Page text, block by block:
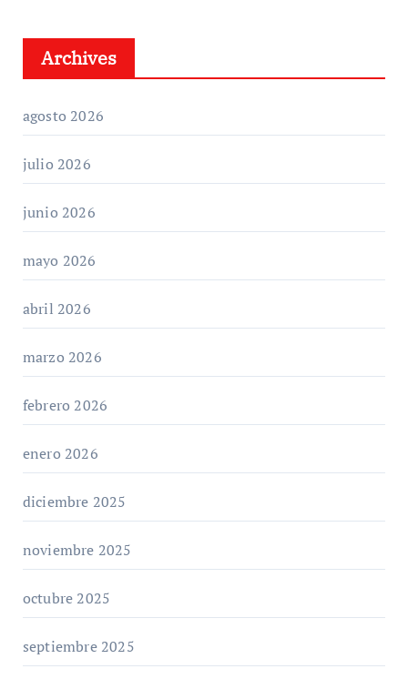
Archives
agosto 2026
julio 2026
junio 2026
mayo 2026
abril 2026
marzo 2026
febrero 2026
enero 2026
diciembre 2025
noviembre 2025
octubre 2025
septiembre 2025